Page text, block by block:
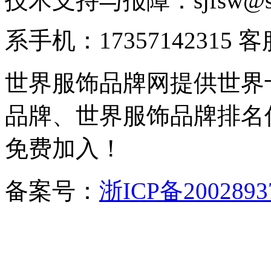
系手机：17357142315 客
世界服饰品牌网提供世
品牌、世界服饰品牌排
免费加入！
备案号： 浙ICP备